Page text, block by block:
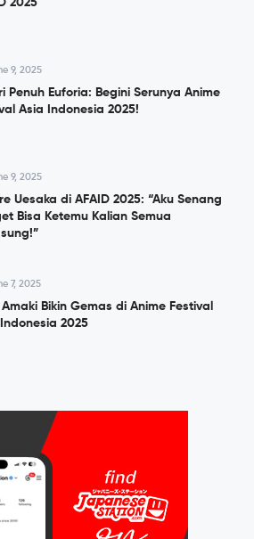
2025
9, 2025
Penuh Euforia: Begini Serunya Anime
Asia Indonesia 2025!
9, 2025
Uesaka di AFAID 2025: “Aku Senang
Bisa Ketemu Kalian Semua
7, 2025
Bikin Gemas di Anime Festival
2025